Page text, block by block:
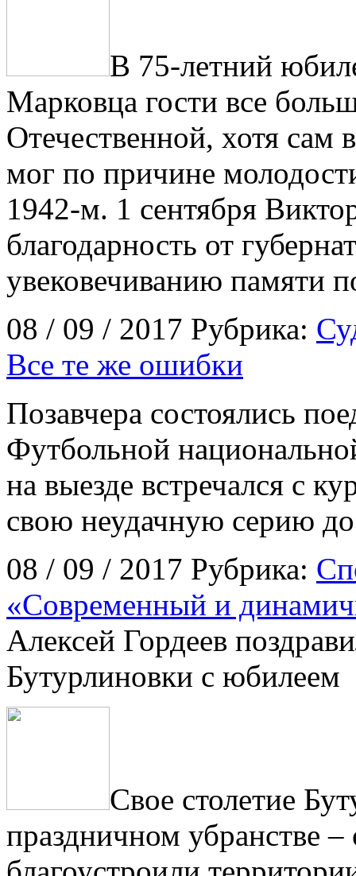
В 75-летний
Марковца гости все
Отечественной, хотя сам
мог по причине
1942-м. 1 сентября
благодарность от
увековечиванию памяти
08 / 09 / 2017 Рубрика:
Все те же ошибки
Позавчера состоялись
Футбольной
на выезде встречался с
свою неудачную серию
08 / 09 / 2017 Рубрика:
«Современный и
Алексей Гордеев
Бутурлиновки с юбилеем
Свое столетие
праздничном убранстве